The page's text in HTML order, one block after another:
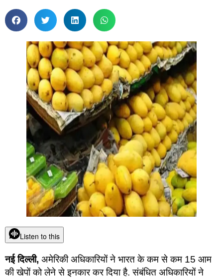
Listen to this
नई दिल्ली, अमेरिकी अधिकारियों ने भारत के कम से कम 15 आम
की खेपों को लेने से इनकार कर दिया है. संबंधित अधिकारियों ने